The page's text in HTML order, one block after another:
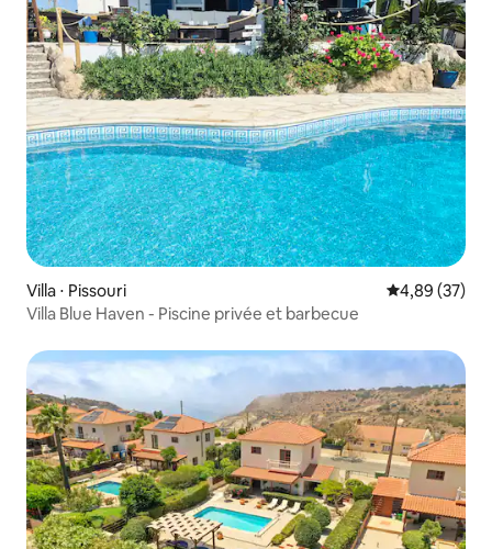
Villa ⋅ Pissouri Évaluation
4,89 (37)
Villa Blue Haven - Piscine privée et barbecue